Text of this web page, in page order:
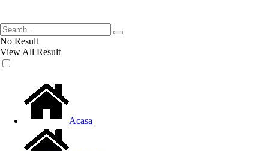
No Result
View All Result
Acasa